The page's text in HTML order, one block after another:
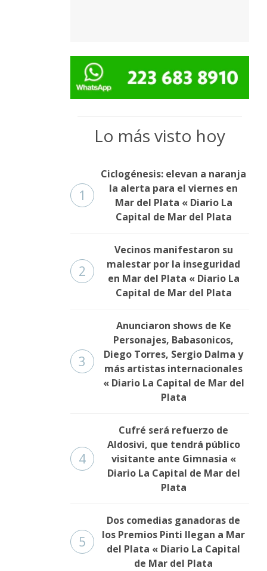
Lo más visto hoy
1
Ciclogénesis: elevan a naranja
la alerta para el viernes en
Mar del Plata « Diario La
Capital de Mar del Plata
2
Vecinos manifestaron su
malestar por la inseguridad
en Mar del Plata « Diario La
Capital de Mar del Plata
3
Anunciaron shows de Ke
Personajes, Babasonicos,
Diego Torres, Sergio Dalma y
más artistas internacionales
« Diario La Capital de Mar del
Plata
4
Cufré será refuerzo de
Aldosivi, que tendrá público
visitante ante Gimnasia «
Diario La Capital de Mar del
Plata
5
Dos comedias ganadoras de
los Premios Pinti llegan a Mar
del Plata « Diario La Capital
de Mar del Plata